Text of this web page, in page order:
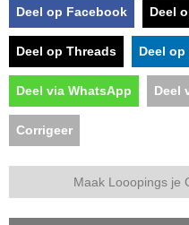
Deel op Facebook Deel
Deel op Threads Deel
Deel via WhatsApp Deel
Corrigeer
Maak Looopings je